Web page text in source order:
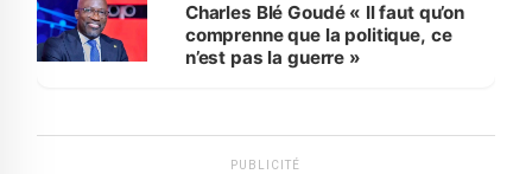
Charles Blé Goudé « Il faut qu’on
comprenne que la politique, ce
n’est pas la guerre »
PUBLICITÉ